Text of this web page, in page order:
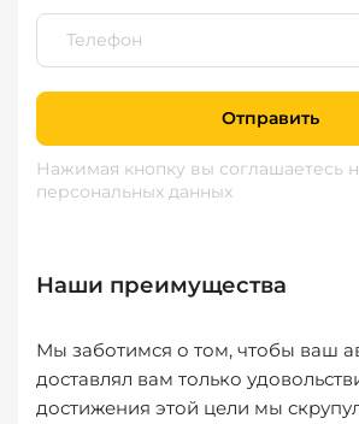
Отправить
Нажимая кнопку вы соглашаетесь
персональных данных
Наши преимущества
Мы заботимся о том, чтобы ваш
доставлял вам только
достижения этой цели мы